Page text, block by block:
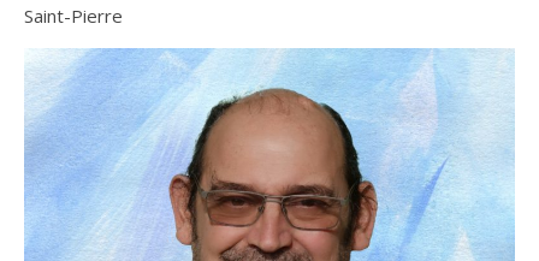
Saint-Pierre